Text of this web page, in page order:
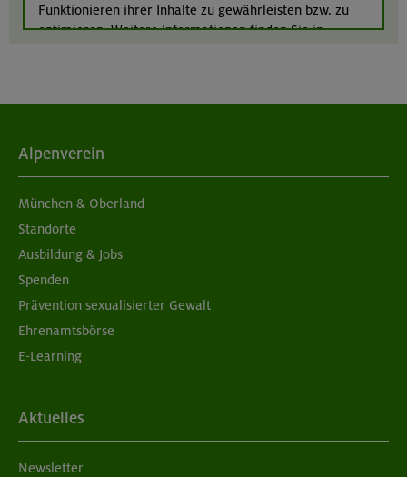
München
Funktionieren ihrer Inhalte zu gewährleisten bzw. zu
optimieren. Weitere Informationen finden Sie in
Alpenverein
München & Oberland
Standorte
Ausbildung & Jobs
Spenden
Prävention sexualisierter Gewalt
Ehrenamtsbörse
E-Learning
Aktuelles
Newsletter